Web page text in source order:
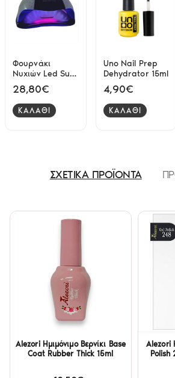
Φουρνάκι
Νυχιών Led Sun
S2 Pro 2 in 1
268watt
28,80€
ΚΑΛΑΘΙ
Uno Nail Prep
Dehydrator 15ml
4,90€
ΚΑΛΑΘΙ
ΣΧΕΤΙΚΑ ΠΡΟΪΟΝΤΑ
Alezori Ημιμόνιμο Βερνίκι Base
Coat Rubber Thick 15ml
Alezori
Polish